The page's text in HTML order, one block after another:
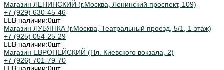
Магазин ЛЕНИНСКИЙ (г.Москва, Ленинский проспект, 109)
+7 (929) 630-45-46
В наличии:0шт
Магазин ЛУБЯНКА (г.Москва, Театральный проезд, 5/1, 1 этаж)
+7 (925) 054-25-29
В наличии:0шт
Магазин ЕВРОПЕЙСКИЙ (Пл. Киевского вокзала, 2)
+7 (926) 701-79-70